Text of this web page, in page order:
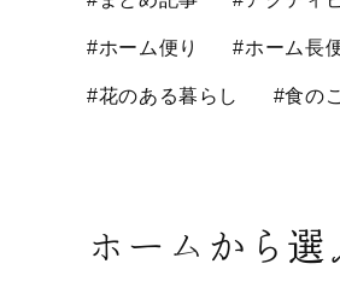
#ホーム便り #ホーム長
#花のある暮らし #食の
ホームから選